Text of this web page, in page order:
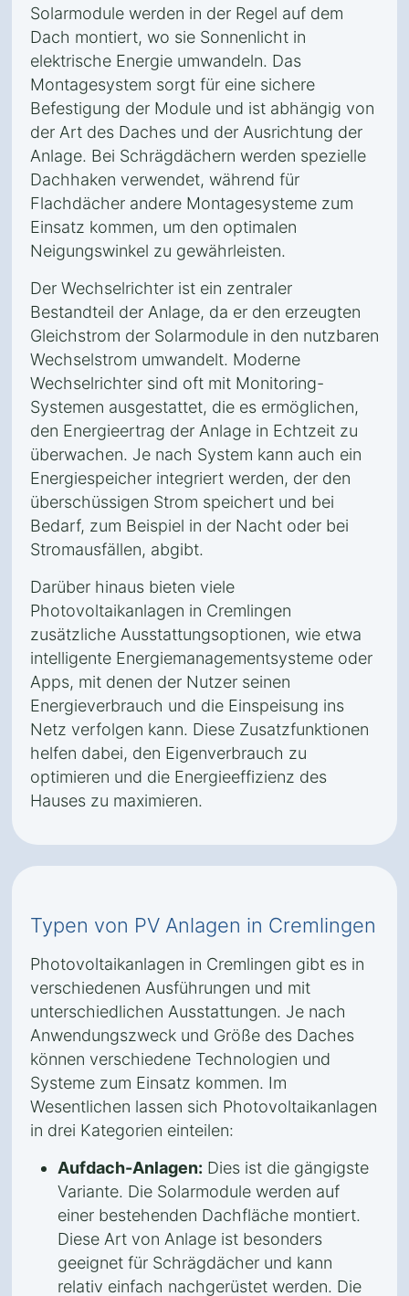
Solarmodule werden in der Regel auf dem
Dach montiert, wo sie Sonnenlicht in
elektrische Energie umwandeln. Das
Montagesystem sorgt für eine sichere
Befestigung der Module und ist abhängig von
der Art des Daches und der Ausrichtung der
Anlage. Bei Schrägdächern werden spezielle
Dachhaken verwendet, während für
Flachdächer andere Montagesysteme zum
Einsatz kommen, um den optimalen
Neigungswinkel zu gewährleisten.
Der Wechselrichter ist ein zentraler
Bestandteil der Anlage, da er den erzeugten
Gleichstrom der Solarmodule in den nutzbaren
Wechselstrom umwandelt. Moderne
Wechselrichter sind oft mit Monitoring-
Systemen ausgestattet, die es ermöglichen,
den Energieertrag der Anlage in Echtzeit zu
überwachen. Je nach System kann auch ein
Energiespeicher integriert werden, der den
überschüssigen Strom speichert und bei
Bedarf, zum Beispiel in der Nacht oder bei
Stromausfällen, abgibt.
Darüber hinaus bieten viele
Photovoltaikanlagen in Cremlingen
zusätzliche Ausstattungsoptionen, wie etwa
intelligente Energiemanagementsysteme oder
Apps, mit denen der Nutzer seinen
Energieverbrauch und die Einspeisung ins
Netz verfolgen kann. Diese Zusatzfunktionen
helfen dabei, den Eigenverbrauch zu
optimieren und die Energieeffizienz des
Hauses zu maximieren.
Typen von PV Anlagen in Cremlingen
Photovoltaikanlagen in Cremlingen gibt es in
verschiedenen Ausführungen und mit
unterschiedlichen Ausstattungen. Je nach
Anwendungszweck und Größe des Daches
können verschiedene Technologien und
Systeme zum Einsatz kommen. Im
Wesentlichen lassen sich Photovoltaikanlagen
in drei Kategorien einteilen:
Aufdach-Anlagen: Dies ist die gängigste
Variante. Die Solarmodule werden auf
einer bestehenden Dachfläche montiert.
Diese Art von Anlage ist besonders
geeignet für Schrägdächer und kann
relativ einfach nachgerüstet werden. Die